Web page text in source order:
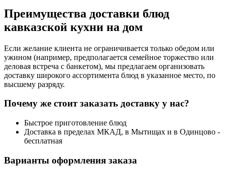
Преимущества доставки блюд
кавказской кухни на дом
Если желание клиента не ограничивается только обедом или
ужином (например, предполагается семейное торжество или
деловая встреча с банкетом), мы предлагаем организовать
доставку широкого ассортимента блюд в указанное место, по
высшему разряду.
Почему же стоит заказать доставку у нас?
Быстрое приготовление блюд
Доставка в пределах МКАД, в Мытищах и в Одинцово -
бесплатная
Варианты оформления заказа